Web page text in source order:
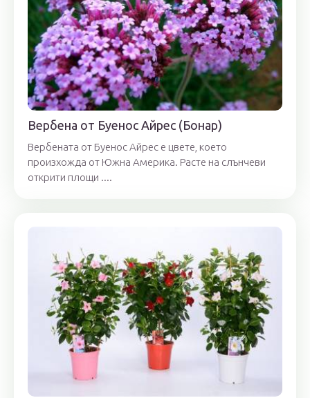
Вербена от Буенос Айрес (Бонар)
Вербената от Буенос Айрес е цвете, което
произхожда от Южна Америка. Расте на слънчеви
открити площи ....